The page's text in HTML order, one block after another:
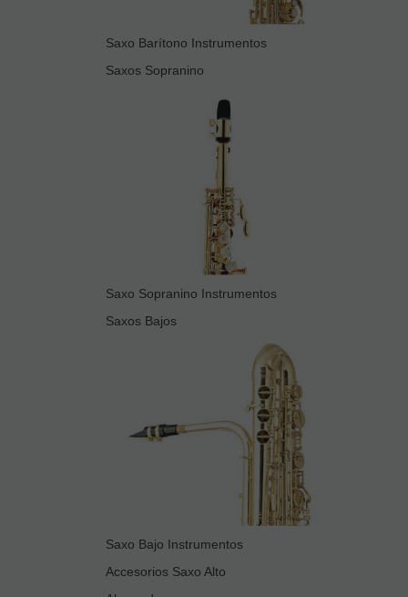
Saxo Barítono Instrumentos
Saxos Sopranino
Saxo Sopranino Instrumentos
Saxos Bajos
Saxo Bajo Instrumentos
Accesorios Saxo Alto